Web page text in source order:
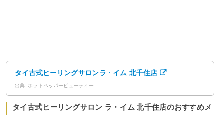
タイ古式ヒーリングサロンラ・イム 北千住店
出典: ホットペッパービューティー
タイ古式ヒーリングサロン ラ・イム 北千住店のおすすめメ